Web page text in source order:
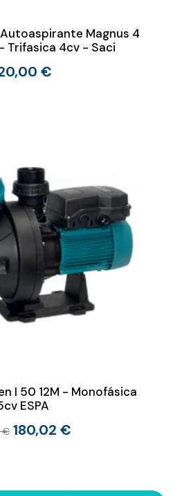
Magnus 4
Trifasica 4cv - Saci
€
I 50 12M - Monofásica
ESPA
€ 180,02 €